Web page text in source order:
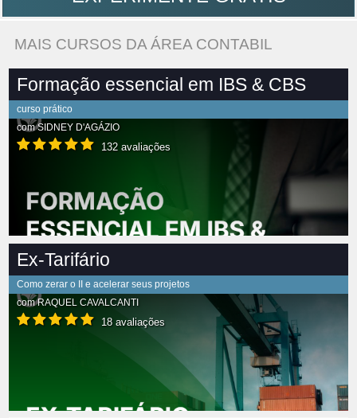
MAIS CURSOS DA ÁREA CONTABIL
Formação essencial em IBS & CBS
curso prático
comSIDNEY D'AGÁZIO
132 avaliações
Ex-Tarifário
Como zerar o II e acelerar seus projetos
comRAQUEL CAVALCANTI
18 avaliações